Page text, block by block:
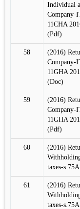
Individual
Company-
11CHA
(Pdf)
58
(2016)
Company-
11GHA
(Doc)
59
(2016)
Company-
11GHA
(Pdf)
60
(2016)
taxes-
61
(2016)
taxes-